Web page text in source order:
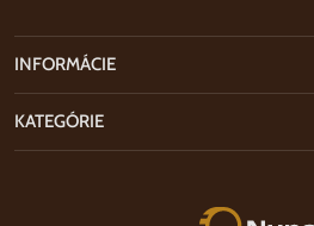
INFORMÁCIE
KATEGÓRIE